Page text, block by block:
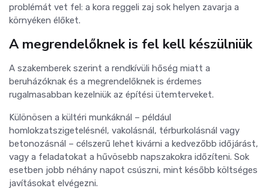
problémát vet fel: a kora reggeli zaj sok helyen zavarja a
környéken élőket.
A megrendelőknek is fel kell készülniük
A szakemberek szerint a rendkívüli hőség miatt a
beruházóknak és a megrendelőknek is érdemes
rugalmasabban kezelniük az építési ütemterveket.
Különösen a kültéri munkáknál – például
homlokzatszigetelésnél, vakolásnál, térburkolásnál vagy
betonozásnál – célszerű lehet kivárni a kedvezőbb időjárást,
vagy a feladatokat a hűvösebb napszakokra időzíteni. Sok
esetben jobb néhány napot csúszni, mint később költséges
javításokat elvégezni.